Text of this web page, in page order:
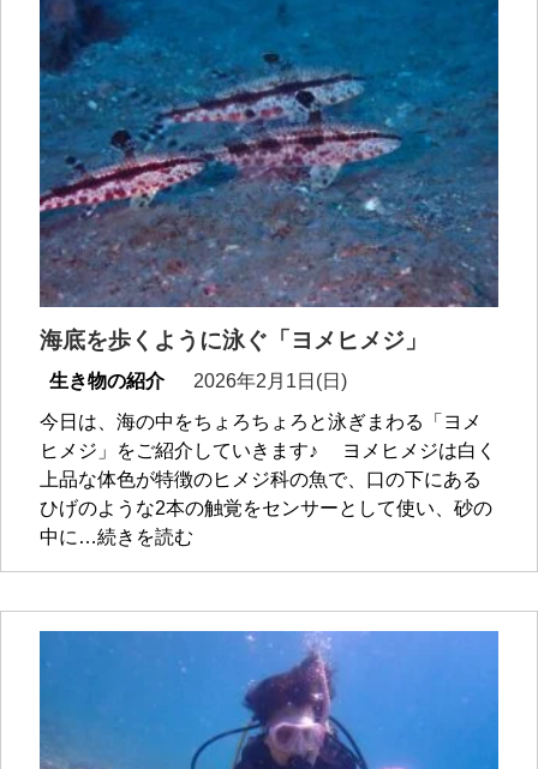
海底を歩くように泳ぐ「ヨメヒメジ」
生き物の紹介
2026年2月1日(日)
今日は、海の中をちょろちょろと泳ぎまわる「ヨメ
ヒメジ」をご紹介していきます♪ ヨメヒメジは白く
上品な体色が特徴のヒメジ科の魚で、口の下にある
ひげのような2本の触覚をセンサーとして使い、砂の
中に…続きを読む